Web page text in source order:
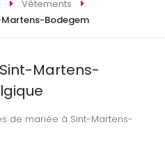
Vêtements
Bodegem
Martens-
de mariée à Sint-Martens-